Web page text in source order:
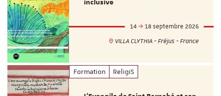
inclusive
14
18 septembre 2026
VILLA CLYTHIA - Fréjus - France
Formation ReligiS